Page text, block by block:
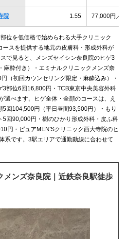
院 1.55 77,000円／
位を低価格で始められる大手クリニック
ースを提供する地元の皮膚科・形成外科が
で見ると、メンズセイシン奈良院のヒゲ3
麻酔付き）・エミナルクリニックメンズ奈
（初回カウンセリング限定・麻酔込み）・
3部位6回16,800円・TCB東京中央美容外科
選べます。ヒゲ全体・全顔のコースは、え
5回104,500円（平日昼間93,500円）・もり
5回90,000円・樹のひかり形成外科・皮ふ科
円・ピュアMEN'Sクリニック西大寺院のヒ
系です。3駅エリアで通勤動線に合わせて
メンズ奈良院｜近鉄奈良駅徒歩